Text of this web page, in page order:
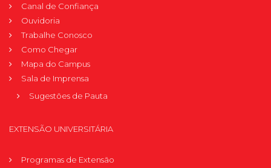
Canal de Confiança
Ouvidoria
Trabalhe Conosco
Como Chegar
Mapa do Campus
Sala de Imprensa
Sugestões de Pauta
EXTENSÃO UNIVERSITÁRIA
Programas de Extensão